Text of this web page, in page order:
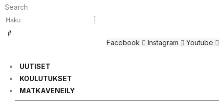
Search
Facebook Instagram Youtube
UUTISET
KOULUTUKSET
MATKAVENEILY